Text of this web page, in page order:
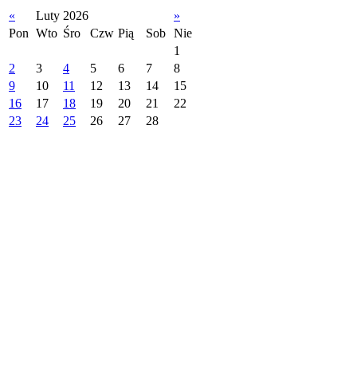
« Luty 2026
»
Pon Wto Śro Czw Pią Sob Nie
1
2
3 4 5 6 7
8
9
10 11 12 13 14
15
16
17 18 19 20 21
22
23
24 25 26 27 28